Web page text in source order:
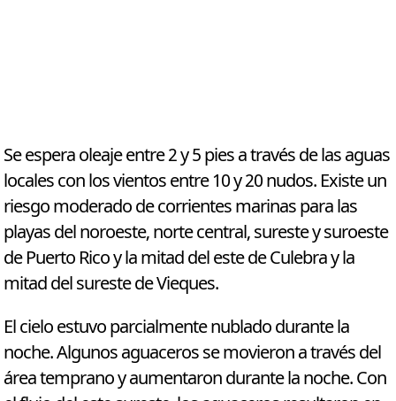
Se espera oleaje entre 2 y 5 pies a través de las aguas
locales con los vientos entre 10 y 20 nudos. Existe un
riesgo moderado de corrientes marinas para las
playas del noroeste, norte central, sureste y suroeste
de Puerto Rico y la mitad del este de Culebra y la
mitad del sureste de Vieques.
El cielo estuvo parcialmente nublado durante la
noche. Algunos aguaceros se movieron a través del
área temprano y aumentaron durante la noche. Con